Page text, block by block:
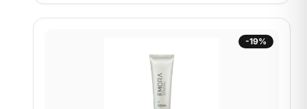
-19%